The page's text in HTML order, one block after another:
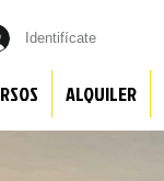
Identifícate
ALQUILER